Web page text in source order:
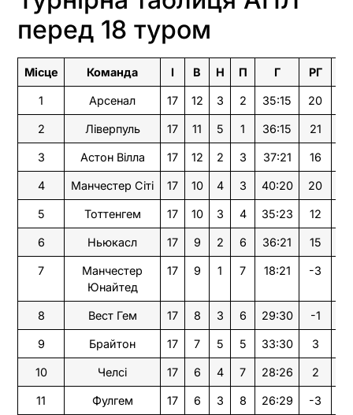
перед 18 туром
Місце Команда І В Н П Г РГ
1 Арсенал 17 12 3 2 35:15 20
2 Ліверпуль 17 11 5 1 36:15 21
3 Астон Вілла 17 12 2 3 37:21 16
4 Манчестер Сіті 17 10 4 3 40:20 20
5 Тоттенгем 17 10 3 4 35:23 12
6 Ньюкасл 17 9 2 6 36:21 15
7
Манчестер
Юнайтед
17 9 1 7 18:21 -3
8 Вест Гем 17 8 3 6 29:30 -1
9 Брайтон 17 7 5 5 33:30 3
10 Челсі 17 6 4 7 28:26 2
11 Фулгем 17 6 3 8 26:29 -3